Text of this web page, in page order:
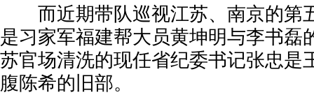
而近期带队巡视江苏、南京的第
是习家军福建帮大员黄坤明与李书磊
苏官场清洗的现任省纪委书记张忠是
腹陈希的旧部。